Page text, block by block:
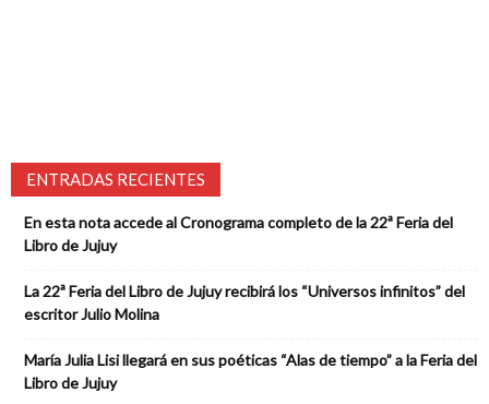
ENTRADAS RECIENTES
En esta nota accede al Cronograma completo de la 22ª Feria del
Libro de Jujuy
La 22ª Feria del Libro de Jujuy recibirá los “Universos infinitos” del
escritor Julio Molina
María Julia Lisi llegará en sus poéticas “Alas de tiempo” a la Feria del
Libro de Jujuy